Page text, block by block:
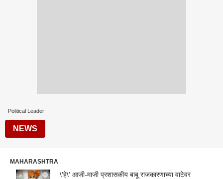
Political Leader
NEWS
MAHARASHTRA
\'हे\' आजी-माजी प्रशासकीय बाबू राजकारणाच्या वाटेवर